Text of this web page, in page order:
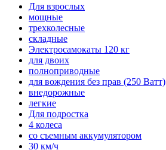
Для взрослых
мощные
трехколесные
складные
Электросамокаты 120 кг
для двоих
полноприводные
для вождения без прав (250 Ватт)
внедорожные
легкие
Для подростка
4 колеса
со съемным аккумулятором
30 км/ч